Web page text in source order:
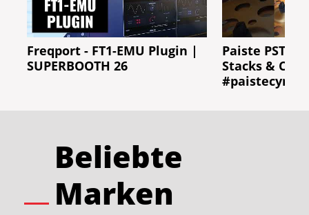
Freqport - FT1-EMU Plugin |
SUPERBOOTH 26
Paiste PSTX
Stacks &
Beliebte
Marken